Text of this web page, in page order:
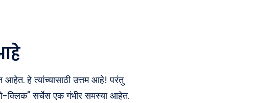
आहेत. हे त्यांच्यासाठी उत्तम आहे! परंतु
क्लिक" सर्चेस एक गंभीर समस्या आहेत.